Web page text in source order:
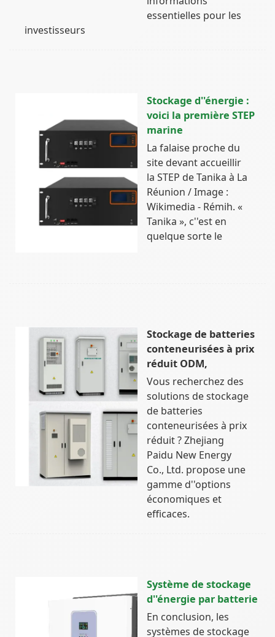
essentielles pour les
investisseurs
Stockage d''énergie :
voici la première STEP
marine
La falaise proche du
site devant accueillir
la STEP de Tanika à La
Réunion / Image :
Wikimedia - Rémih. «
Tanika », c''est en
quelque sorte le
Stockage de batteries
conteneurisées à prix
réduit ODM,
Vous recherchez des
solutions de stockage
de batteries
conteneurisées à prix
réduit ? Zhejiang
Paidu New Energy
Co., Ltd. propose une
gamme d''options
économiques et
efficaces.
Système de stockage
d''énergie par batterie
En conclusion, les
systèmes de stockage